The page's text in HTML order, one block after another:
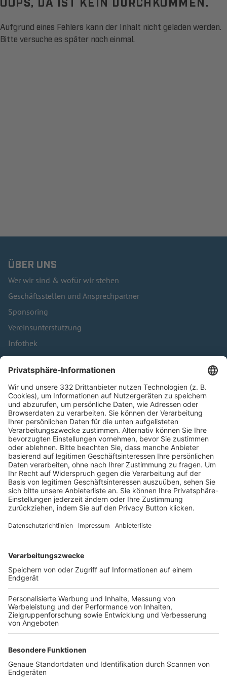
Aufgrund eines Fehlers kann der Inhalt nicht geladen werden.
Bitte versuche es später noch einmal.
ÜBER UNS
Wer wir sind & wofür wir stehen
Geschäftsstellen und Ansprechpartner
Sponsoring
Vereinsunterstützung
Infothek
Kontakt
HÄUFIG BESUCHTE SEITEN
Pässe und Vereinswechsel
Trainerausbildung
Schulungsangebot Vereinsmitarbeiter
BFV-Geschäftsstellen
Trainerbörse
Login SpielPlus
FOLGE DEM BFV
TOP-VEREINE
TOP-PARTNER